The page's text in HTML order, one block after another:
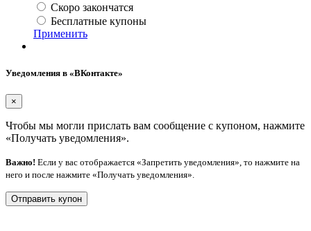
Скоро закончатся
Бесплатные купоны
Применить
Уведомления в «ВКонтакте»
×
Чтобы мы могли прислать вам сообщение с купоном, нажмите
«Получать уведомления».
Важно! Если у вас отображается «Запретить уведомления», то нажмите на
него и после нажмите «Получать уведомления».
Отправить купон